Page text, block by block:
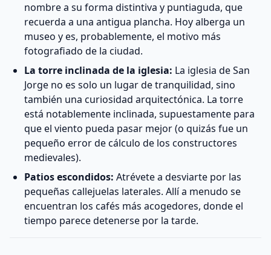
nombre a su forma distintiva y puntiaguda, que
recuerda a una antigua plancha. Hoy alberga un
museo y es, probablemente, el motivo más
fotografiado de la ciudad.
La torre inclinada de la iglesia: La iglesia de San
Jorge no es solo un lugar de tranquilidad, sino
también una curiosidad arquitectónica. La torre
está notablemente inclinada, supuestamente para
que el viento pueda pasar mejor (o quizás fue un
pequeño error de cálculo de los constructores
medievales).
Patios escondidos: Atrévete a desviarte por las
pequeñas callejuelas laterales. Allí a menudo se
encuentran los cafés más acogedores, donde el
tiempo parece detenerse por la tarde.